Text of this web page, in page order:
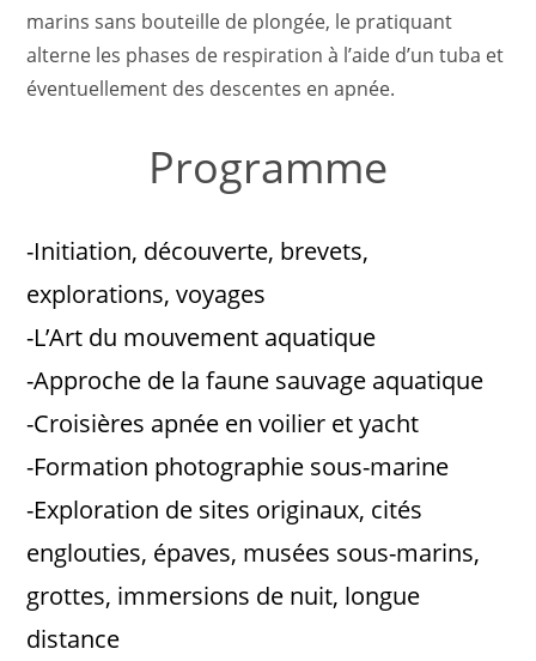
marins sans bouteille de plongée, le pratiquant
alterne les phases de respiration à l’aide d’un tuba et
éventuellement des descentes en apnée.
Programme
-Initiation, découverte, brevets,
explorations, voyages
-L’Art du mouvement aquatique
-Approche de la faune sauvage aquatique
-Croisières apnée en voilier et yacht
-Formation photographie sous-marine
-Exploration de sites originaux, cités
englouties, épaves, musées sous-marins,
grottes, immersions de nuit, longue
distance